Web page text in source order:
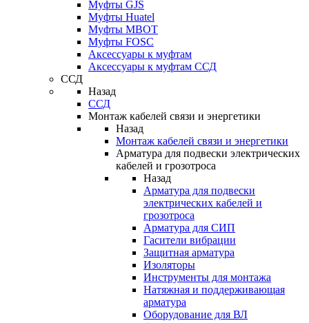
Муфты GJS
Муфты Huatel
Муфты МВОТ
Муфты FOSC
Аксессуары к муфтам
Аксессуары к муфтам ССД
ССД
Назад
ССД
Монтаж кабелей связи и энергетики
Назад
Монтаж кабелей связи и энергетики
Арматура для подвески электрических
кабелей и грозотроса
Назад
Арматура для подвески
электрических кабелей и
грозотроса
Арматура для СИП
Гасители вибрации
Защитная арматура
Изоляторы
Инструменты для монтажа
Натяжная и поддерживающая
арматура
Оборудование для ВЛ